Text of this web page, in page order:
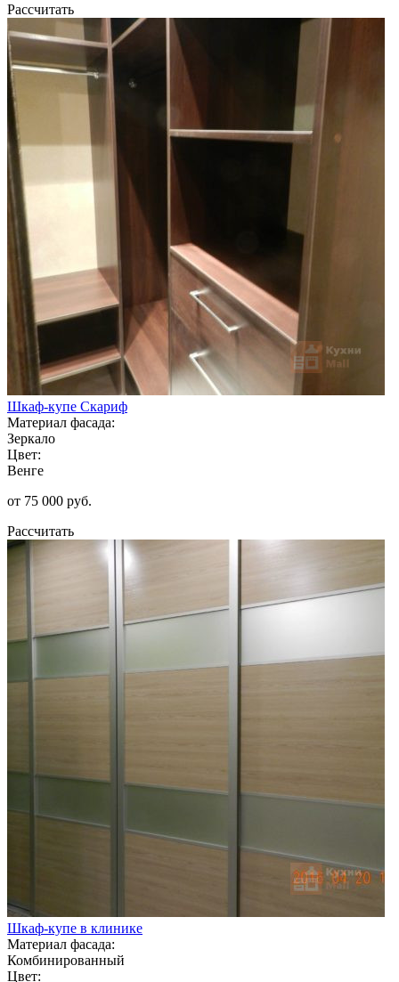
Рассчитать
Шкаф-купе Скариф
Материал фасада:
Зеркало
Цвет:
Венге
от 75 000 руб.
Рассчитать
Шкаф-купе в клинике
Материал фасада:
Комбинированный
Цвет: